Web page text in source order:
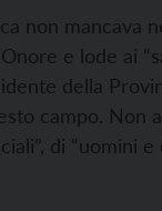
non mancava
e lode ai
della
campo. Non
di “uomini